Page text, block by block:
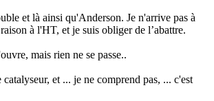
et là ainsi qu'Anderson. Je n'arrive pas à
à l'HT, et je suis obliger de l’abattre.
mais rien ne se passe..
catalyseur, et ... je ne comprend pas, ... c'est